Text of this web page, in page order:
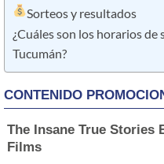
Sorteos y resultados
¿Cuáles son los horarios
Tucumán?